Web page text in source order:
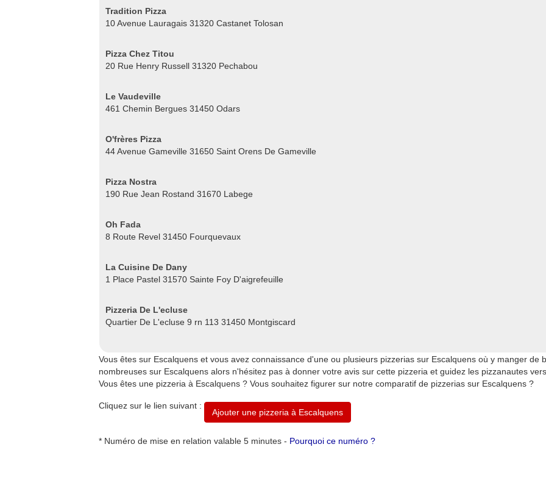
Tradition Pizza
10 Avenue Lauragais 31320 Castanet Tolosan
Pizza Chez Titou
20 Rue Henry Russell 31320 Pechabou
Le Vaudeville
461 Chemin Bergues 31450 Odars
O'frères Pizza
44 Avenue Gameville 31650 Saint Orens De Gameville
Pizza Nostra
190 Rue Jean Rostand 31670 Labege
Oh Fada
8 Route Revel 31450 Fourquevaux
La Cuisine De Dany
1 Place Pastel 31570 Sainte Foy D'aigrefeuille
Pizzeria De L'ecluse
Quartier De L'ecluse 9 rn 113 31450 Montgiscard
Vous êtes sur Escalquens et vous avez connaissance d'une ou plusieurs pizzerias sur Escalquens où y manger de
nombreuses sur Escalquens alors n'hésitez pas à donner votre avis sur cette pizzeria et guidez les pizzanautes
Vous êtes une pizzeria à Escalquens ? Vous souhaitez figurer sur notre comparatif de pizzerias sur Escalquens ?
Cliquez sur le lien suivant :
Ajouter une pizzeria à Escalquens
* Numéro de mise en relation valable 5 minutes - Pourquoi ce numéro ?